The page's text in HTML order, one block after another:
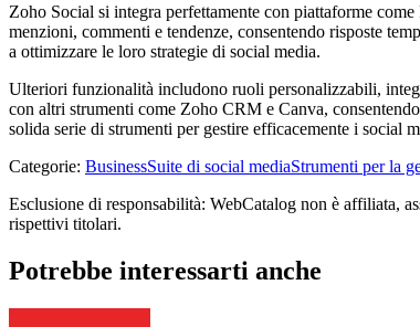
Zoho Social si integra perfettamente con piattaforme
menzioni, commenti e tendenze, consentendo risposte
a ottimizzare le loro strategie di social media.
Ulteriori funzionalità includono ruoli personalizzabili,
con altri strumenti come Zoho CRM e Canva,
solida serie di strumenti per gestire efficacemente i social
Categorie: BusinessSuite di social mediaStrumenti per la
Esclusione di responsabilità: WebCatalog non è affiliata,
rispettivi titolari.
Potrebbe interessarti anche